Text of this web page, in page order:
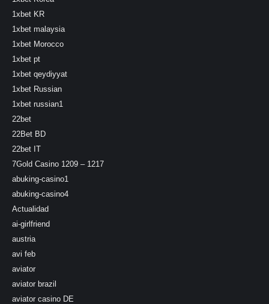
1xbet KR
1xbet malaysia
1xbet Morocco
1xbet pt
1xbet qeydiyyat
1xbet Russian
1xbet russian1
22bet
22Bet BD
22bet IT
7Gold Casino 1209 – 1217
abuking-casino1
abuking-casino4
Actualidad
ai-girlfriend
austria
avi feb
aviator
aviator brazil
aviator casino DE